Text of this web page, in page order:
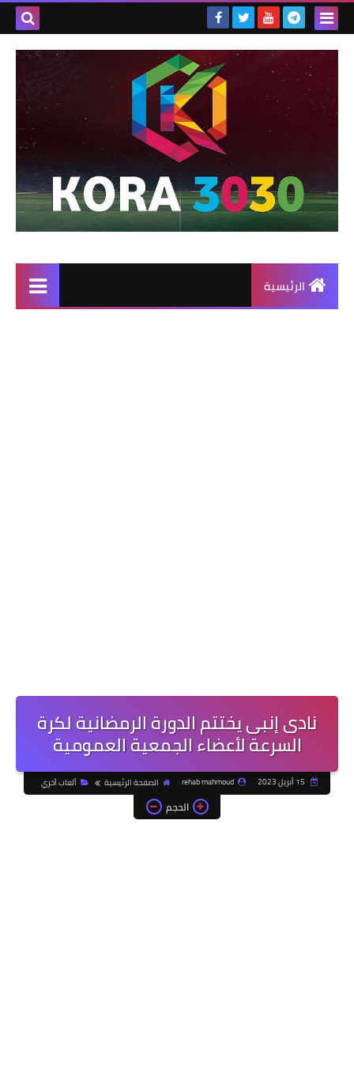
الرئيسية
نادى إنبى يختتم الدورة الرمضانية لكرة
السرعة لأعضاء الجمعية العمومية
rehab mahmoud الصفحة الرئيسية ألعاب أخري
الحجم